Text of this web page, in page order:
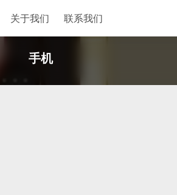
关于我们 联系我们
手机